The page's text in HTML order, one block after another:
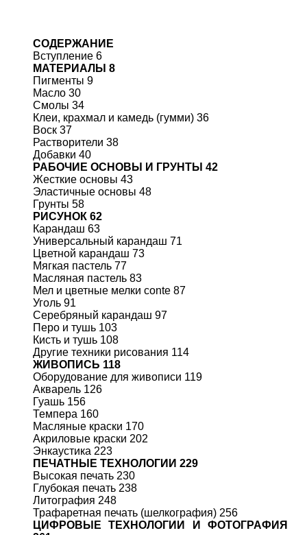
СОДЕРЖАНИЕ
Вступление 6
МАТЕРИАЛЫ 8
Пигменты 9
Масло 30
Смолы 34
Клеи, крахмал и камедь (гумми) 36
Воск 37
Растворители 38
Добавки 40
РАБОЧИЕ ОСНОВЫ И ГРУНТЫ 42
Жесткие основы 43
Эластичные основы 48
Грунты 58
РИСУНОК 62
Карандаш 63
Универсальный карандаш 71
Цветной карандаш 73
Мягкая пастель 77
Масляная пастель 83
Мел и цветные мелки conte 87
Уголь 91
Серебряный карандаш 97
Перо и тушь 103
Кисть и тушь 108
Другие техники рисования 114
ЖИВОПИСЬ 118
Оборудование для живописи 119
Акварель 126
Гуашь 156
Темпера 160
Масляные краски 170
Акриловые краски 202
Энкаустика 223
ПЕЧАТНЫЕ ТЕХНОЛОГИИ 229
Высокая печать 230
Глубокая печать 238
Литография 248
Трафаретная печать (шелкография) 256
ЦИФРОВЫЕ ТЕХНОЛОГИИ И ФОТОГРАФИЯ